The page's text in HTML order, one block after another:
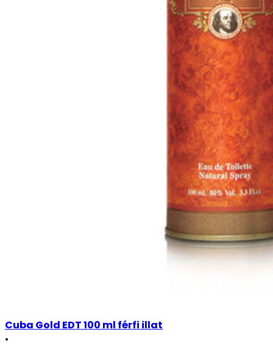
Cuba Gold EDT 100 ml férfi illat
•